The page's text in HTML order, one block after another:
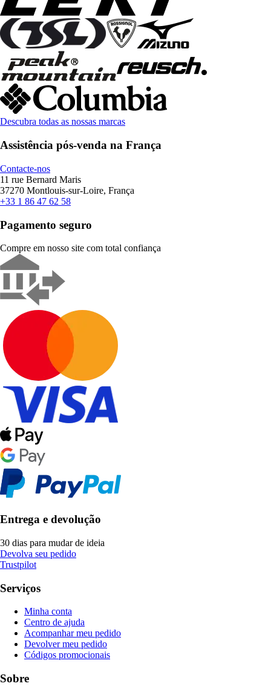
Descubra todas as nossas marcas
Assistência pós-venda na França
Contacte-nos
11 rue Bernard Maris
37270 Montlouis-sur-Loire, França
+33 1 86 47 62 58
Pagamento seguro
Compre em nosso site com total confiança
Entrega e devolução
30 dias para mudar de ideia
Devolva seu pedido
Trustpilot
Serviços
Minha conta
Centro de ajuda
Acompanhar meu pedido
Devolver meu pedido
Códigos promocionais
Sobre